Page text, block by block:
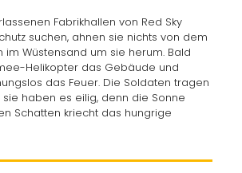
Fabrikhallen von Red Sky
suchen, ahnen sie nichts von dem
im Wüstensand um sie herum. Bald
Helikopter das Gebäude und
das Feuer. Die Soldaten tragen
haben es eilig, denn die Sonne
Schatten kriecht das hungrige